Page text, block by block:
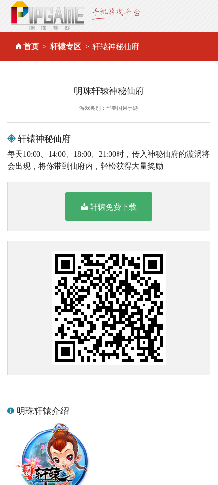
首页 轩辕专区 轩辕神秘仙府
明珠轩辕神秘仙府
游戏类别：华美国风手游
轩辕神秘仙府
每天10:00、14:00、18:00、21:00时，传入神秘仙府的漩涡将
会出现，将你带到仙府内，轻松获得大量奖励
轩辕免费下载
明珠轩辕介绍